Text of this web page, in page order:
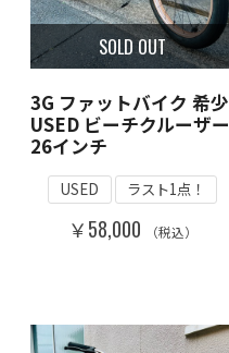
SOLD OUT
3G ファットバイク 希少
USED ビーチクルーザー
26インチ
USED ラスト1点！
￥58,000 （税込）